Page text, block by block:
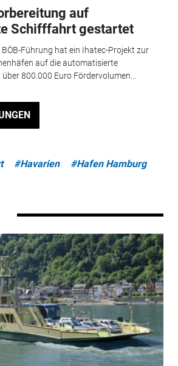
auf
Schifffahrt gestartet
Führung hat ein Ihatec-Projekt zur
auf die automatisierte
800.000 Euro Fördervolumen...
#Havarien #Hafen Hamburg